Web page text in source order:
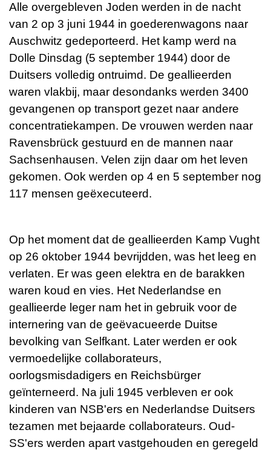
Alle overgebleven Joden werden in de nacht
van 2 op 3 juni 1944 in goederenwagons naar
Auschwitz gedeporteerd. Het kamp werd na
Dolle Dinsdag (5 september 1944) door de
Duitsers volledig ontruimd. De geallieerden
waren vlakbij, maar desondanks werden 3400
gevangenen op transport gezet naar andere
concentratiekampen. De vrouwen werden naar
Ravensbrück gestuurd en de mannen naar
Sachsenhausen. Velen zijn daar om het leven
gekomen. Ook werden op 4 en 5 september nog
117 mensen geëxecuteerd.
Op het moment dat de geallieerden Kamp Vught
op 26 oktober 1944 bevrijdden, was het leeg en
verlaten. Er was geen elektra en de barakken
waren koud en vies. Het Nederlandse en
geallieerde leger nam het in gebruik voor de
internering van de geëvacueerde Duitse
bevolking van Selfkant. Later werden er ook
vermoedelijke collaborateurs,
oorlogsmisdadigers en Reichsbürger
geïnterneerd. Na juli 1945 verbleven er ook
kinderen van NSB'ers en Nederlandse Duitsers
tezamen met bejaarde collaborateurs. Oud-
SS'ers werden apart vastgehouden en geregeld